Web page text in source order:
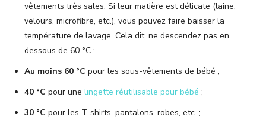
vêtements très sales. Si leur matière est délicate (laine,
velours, microfibre, etc.), vous pouvez faire baisser la
température de lavage. Cela dit, ne descendez pas en
dessous de 60 °C ;
Au moins 60 °C pour les sous-vêtements de bébé ;
40 °C pour une lingette réutilisable pour bébé ;
30 °C pour les T-shirts, pantalons, robes, etc. ;